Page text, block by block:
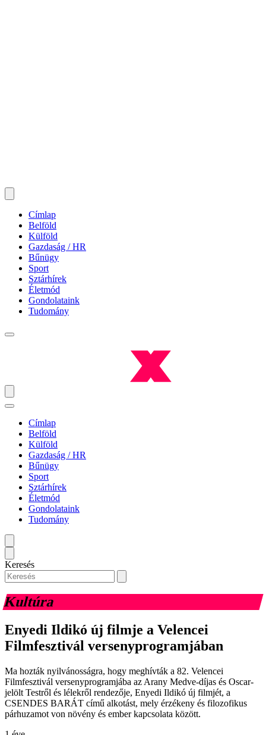
Címlap
Belföld
Külföld
Gazdaság / HR
Bűnügy
Sport
Sztárhírek
Életmód
Gondolataink
Tudomány
Címlap
Belföld
Külföld
Gazdaság / HR
Bűnügy
Sport
Sztárhírek
Életmód
Gondolataink
Tudomány
Keresés
Kultúra
Enyedi Ildikó új filmje a Velencei
Filmfesztivál versenyprogramjában
Ma hozták nyilvánosságra, hogy meghívták a 82. Velencei
Filmfesztivál versenyprogramjába az Arany Medve-díjas és Oscar-
jelölt Testről és lélekről rendezője, Enyedi Ildikó új filmjét, a
CSENDES BARÁT című alkotást, mely érzékeny és filozofikus
párhuzamot von növény és ember kapcsolata között.